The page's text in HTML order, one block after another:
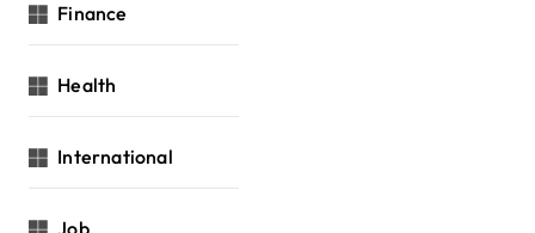
Finance
Health
International